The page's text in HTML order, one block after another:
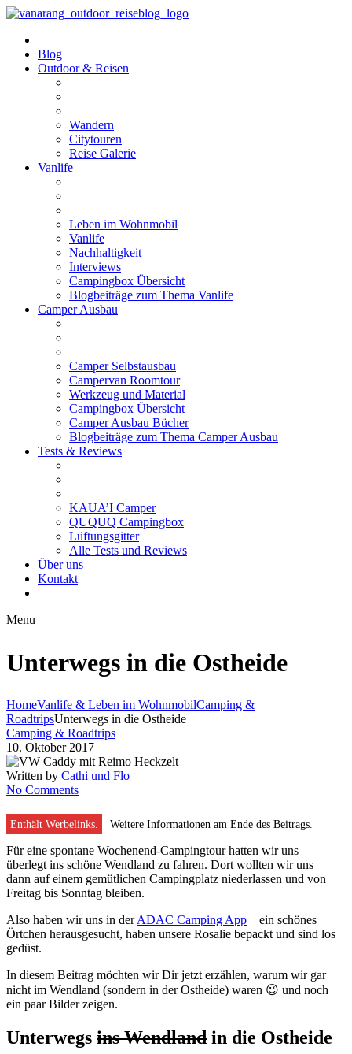
Blog
Outdoor & Reisen
Wandern
Citytouren
Reise Galerie
Vanlife
Leben im Wohnmobil
Vanlife
Nachhaltigkeit
Interviews
Campingbox Übersicht
Blogbeiträge zum Thema Vanlife
Camper Ausbau
Camper Selbstausbau
Campervan Roomtour
Werkzeug und Material
Campingbox Übersicht
Camper Ausbau Bücher
Blogbeiträge zum Thema Camper Ausbau
Tests & Reviews
KAUA’I Camper
QUQUQ Campingbox
Lüftungsgitter
Alle Tests und Reviews
Über uns
Kontakt
Menu
Unterwegs in die Ostheide
HomeVanlife & Leben im WohnmobilCamping &
RoadtripsUnterwegs in die Ostheide
Camping & Roadtrips
10. Oktober 2017
Written by Cathi und Flo
No Comments
Enthält Werbelinks. Weitere Informationen am Ende des Beitrags.
Für eine spontane Wochenend-Campingtour hatten wir uns
überlegt ins schöne Wendland zu fahren. Dort wollten wir uns
dann auf einem gemütlichen Campingplatz niederlassen und von
Freitag bis Sonntag bleiben.
Also haben wir uns in derADAC Camping App
ein schönes
Örtchen herausgesucht, haben unsere Rosalie bepackt und sind los
gedüst.
In diesem Beitrag möchten wir Dir jetzt erzählen, warum wir gar
nicht im Wendland (sondern in der Ostheide) waren 😉 und noch
ein paar Bilder zeigen.
Unterwegs ins Wendland in die Ostheide